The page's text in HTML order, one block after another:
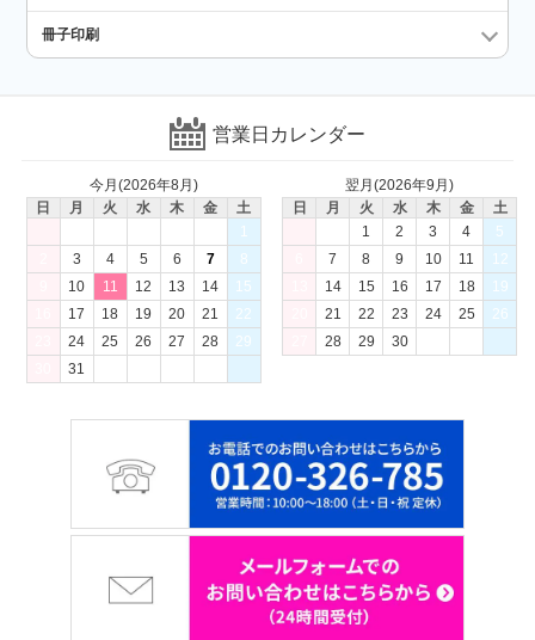
冊子印刷
営業日カレンダー
今月(2026年8月)
日
月 火 水 木 金
土
1
3 4 5 6 7
8
10 11 12 13 14
15
17 18 19 20 21
22
24 25 26 27 28
29
31
翌月(2026年9月)
日
月 火 水 木 金
土
1
2 3 4
5
7 8 9 10 11
12
14 15 16 17 18
19
21 22 23 24 25
26
28 29 30